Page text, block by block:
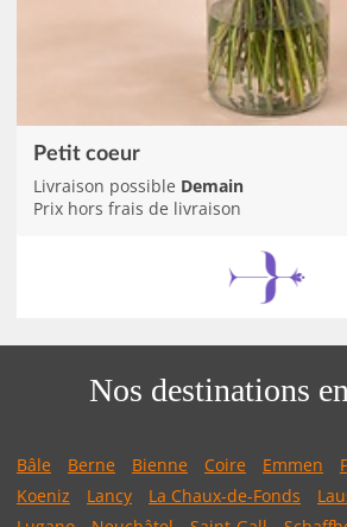
Petit coeur
Livraison possible Demain
Prix hors frais de livraison
Nos destinations
Bâle Berne Bienne Coire Emmen
Koeniz
Lancy La Chaux-de-Fonds